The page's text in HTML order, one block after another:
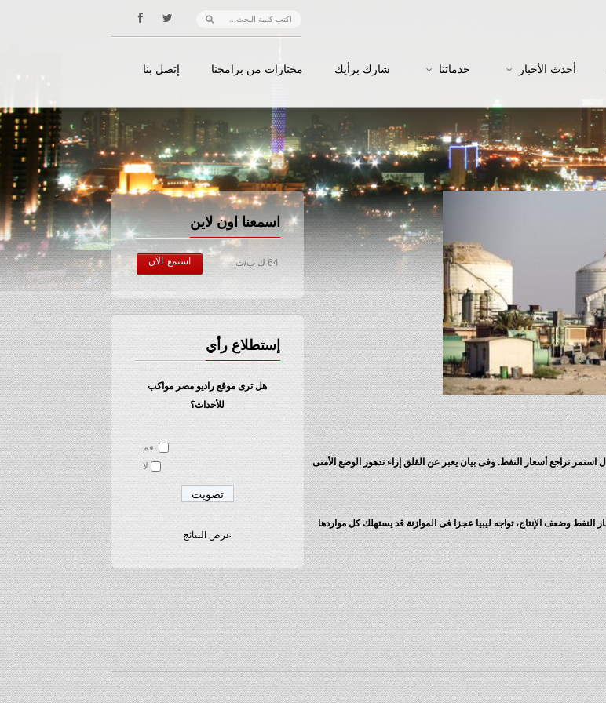
أحدث الأخبار خدماتنا شارك برأيك مختارات من برامجنا إتصل بنا
اسمعنا اون لاين
64 ك ب/ث استمع الآن
إستطلاع رأي
هل ترى موقع راديو مصر مواكب
للأحداث؟
نعم
لا
عرض النتائج
تراجع أسعار النفط. وفى بيان يعبر عن القلق إزاء تدهور الوضع الأمنى
النفط وضعف الإنتاج، تواجه ليبيا عجزا فى الموازنة قد يستهلك كل مواردها